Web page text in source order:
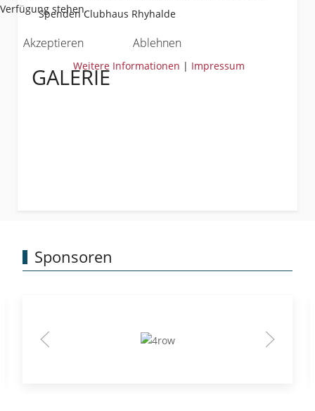
Spenden Clubhaus Rhyhalde
GALERIE
Sponsoren
Verfügung stehen.
Akzeptieren Ablehnen
Weitere Informationen | Impressum